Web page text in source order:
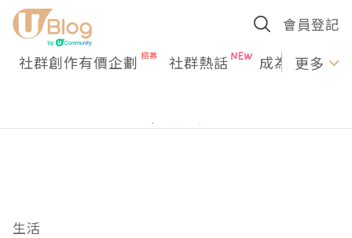
會員登記
社群創作有價企劃 社群熱話 成為U更多
生活